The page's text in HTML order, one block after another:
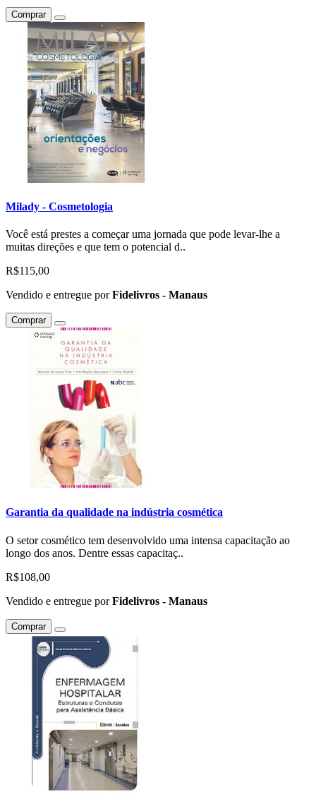
Comprar
Milady - Cosmetologia
Você está prestes a começar uma jornada que pode levar-lhe a
muitas direções e que tem o potencial d..
R$115,00
Vendido e entregue porFidelivros - Manaus
Comprar
Garantia da qualidade na indústria cosmética
O setor cosmético tem desenvolvido uma intensa capacitação ao
longo dos anos. Dentre essas capacitaç..
R$108,00
Vendido e entregue porFidelivros - Manaus
Comprar